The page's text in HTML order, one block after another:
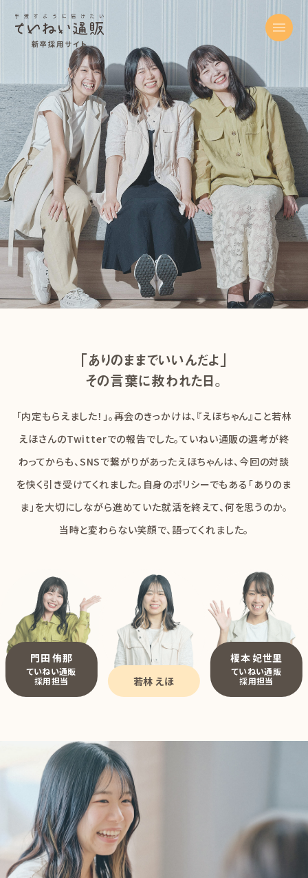
新卒採用サイト
「ありのままでいいんだよ」
その言葉に救われた日。
「内定もらえました！」。再会のきっかけは、『えほちゃん』こと若林
えほさんのTwitterでの報告でした。ていねい通販の選考が終
わってからも、SNSで繋がりがあったえほちゃんは、今回の対談
を快く引き受けてくれました。自身のポリシーでもある「ありのま
ま」を大切にしながら進めていた就活を終えて、何を思うのか。
当時と変わらない笑顔で、語ってくれました。
門田 侑那
ていねい通販
採用担当
若林 えほ
榎本 妃世里
ていねい通販
採用担当